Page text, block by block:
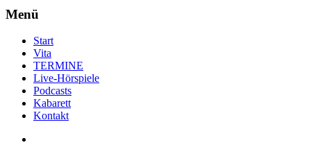
Menü
Start
Vita
TERMINE
Live-Hörspiele
Podcasts
Kabarett
Kontakt